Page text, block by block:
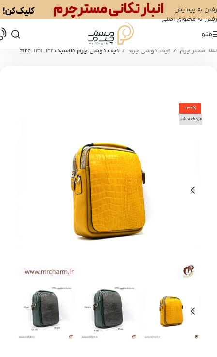
رفتن به پیمایش
رفتن به محتوای اصلی
منو
مستر چرم / کیف دوشی چرم / کیف دوشی چرم کلاسیک mrc-131-32
-42%
فروخته شد